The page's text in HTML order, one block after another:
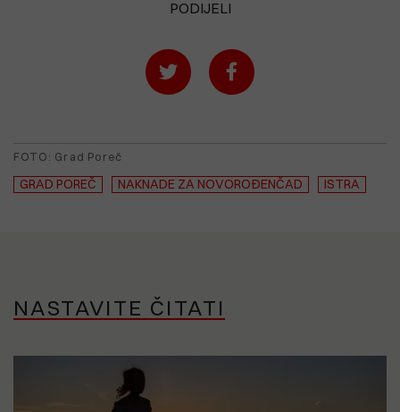
PODIJELI
FOTO: Grad Poreč
GRAD POREČ NAKNADE ZA NOVOROĐENČAD ISTRA
NASTAVITE ČITATI